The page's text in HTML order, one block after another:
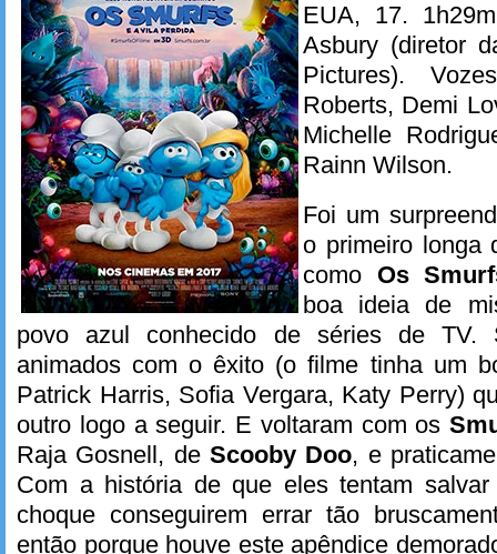
EUA, 17.
Asbury (diretor
Pictures).
Roberts, Demi
Michelle
Rainn Wilson.
Foi um
o primeiro longa
como Os
boa ideia de
povo azul conhecido de séries de TV.
animados com o êxito (o filme tinha um
Patrick Harris, Sofia Vergara, Katy Perry)
outro logo a seguir. E voltaram com os
Raja Gosnell, de Scooby Doo, e
Com a história de que eles tentam
choque conseguirem errar tão
então porque houve este apêndice